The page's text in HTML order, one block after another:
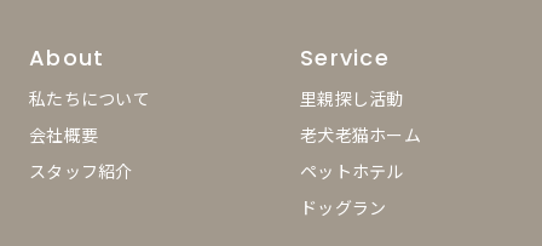
About
私たちについて
会社概要
スタッフ紹介
Service
里親探し活動
老犬老猫ホーム
ペットホテル
ドッグラン